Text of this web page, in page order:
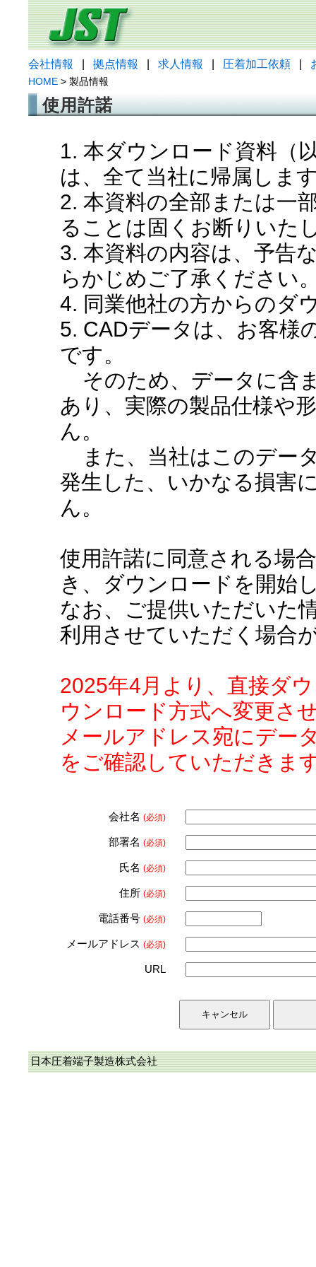
会社情報 拠点情報 求人情報 圧着加工依頼
HOME > 製品情報
使用許諾
1. 本ダウンロード資料（
は、全て当社に帰属しま
2. 本資料の全部または一
ることは固くお断りいた
3. 本資料の内容は、予告
らかじめご了承ください
4. 同業他社の方からのダ
5. CADデータは、お客様
です。
そのため、データに含
あり、実際の製品仕様や
ん。
また、当社はこのデー
発生した、いかなる損害
ん。
使用許諾に同意される場
き、ダウンロードを開始
なお、ご提供いただいた
利用させていただく場合
2025年4月より、直接ダ
ウンロード方式へ変更さ
メールアドレス宛にデー
をご確認していただきま
会社名 (必須)
部署名 (必須)
氏名 (必須)
住所 (必須)
電話番号 (必須)
メールアドレス (必須)
URL
日本圧着端子製造株式会社